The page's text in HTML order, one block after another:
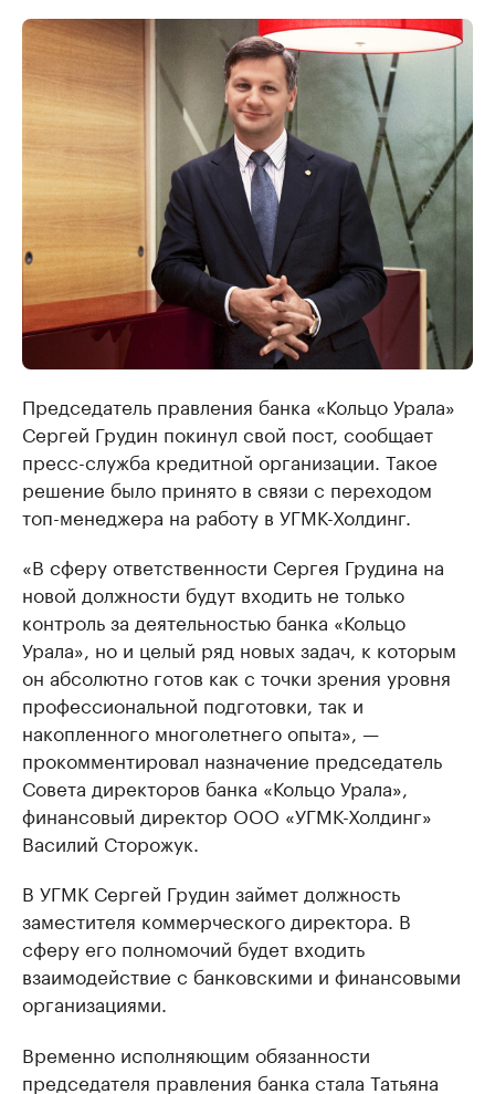
Председатель правления банка «Кольцо Урала»
Сергей Грудин покинул свой пост, сообщает
пресс-служба кредитной организации. Такое
решение было принято в связи с переходом
топ-менеджера на работу в УГМК-Холдинг.
«В сферу ответственности Сергея Грудина на
новой должности будут входить не только
контроль за деятельностью банка «Кольцо
Урала», но и целый ряд новых задач, к которым
он абсолютно готов как с точки зрения уровня
профессиональной подготовки, так и
накопленного многолетнего опыта», —
прокомментировал назначение председатель
Совета директоров банка «Кольцо Урала»,
финансовый директор ООО «УГМК-Холдинг»
Василий Сторожук.
В УГМК Сергей Грудин займет должность
заместителя коммерческого директора. В
сферу его полномочий будет входить
взаимодействие с банковскими и финансовыми
организациями.
Временно исполняющим обязанности
председателя правления банка стала Татьяна